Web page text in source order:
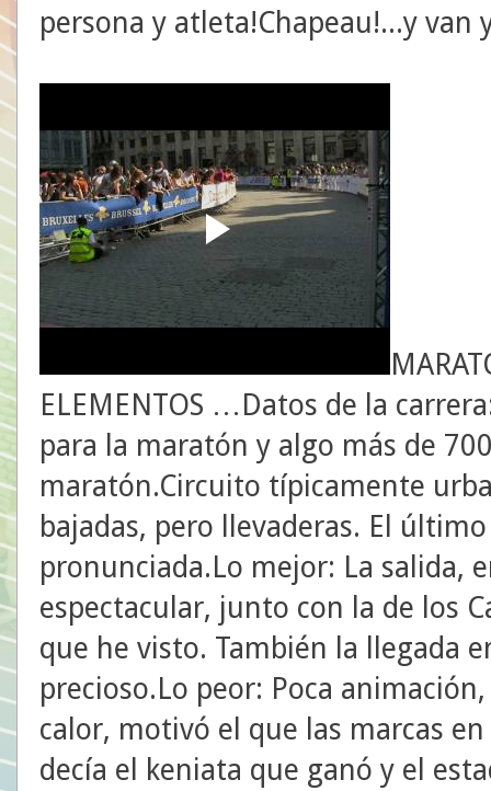
persona y atleta!Chapeau!...y van
ELEMENTOS …Datos de la
para la maratón y algo más de
maratón.Circuito típicamente
bajadas, pero llevaderas. El
pronunciada.Lo mejor: La salida,
espectacular, junto con la de los
que he visto. También la llegada
precioso.Lo peor: Poca
calor, motivó el que las marcas
decía el keniata que ganó y el